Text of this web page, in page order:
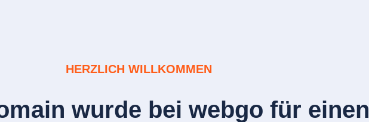
HERZLICH WILLKOMMEN
wurde bei webgo für einen